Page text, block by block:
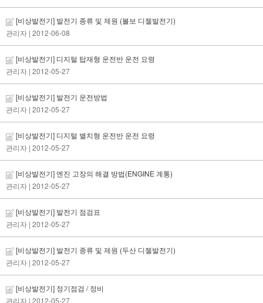
[비상발전기] 발전기 종류 및 제원 (볼보 디젤발전기)
관리자 | 2012-06-08
[비상발전기] 디지털 탑재형 운전반 운전 요령
관리자 | 2012-05-27
[비상발전기] 발전기 운전방법
관리자 | 2012-05-27
[비상발전기] 디지털 별치형 운전반 운전 요령
관리자 | 2012-05-27
[비상발전기] 엔진 고장의 해결 방법(ENGINE 계통)
관리자 | 2012-05-27
[비상발전기] 발전기 점검표
관리자 | 2012-05-27
[비상발전기] 발전기 종류 및 제원 (두산 디젤발전기)
관리자 | 2012-05-27
[비상발전기] 정기점검 / 정비
관리자 | 2012-05-27